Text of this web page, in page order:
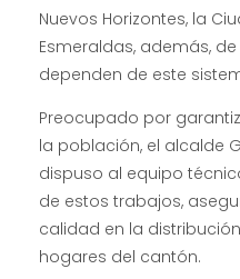
Nuevos Horizontes, la
Esmeraldas, además,
dependen de este
Preocupado por
la población, el alcalde
dispuso al equipo
de estos trabajos,
calidad en la
hogares del cantón.